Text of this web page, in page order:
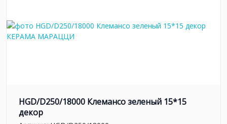
HGD/D250/18000 Клемансо зеленый 15*15
декор